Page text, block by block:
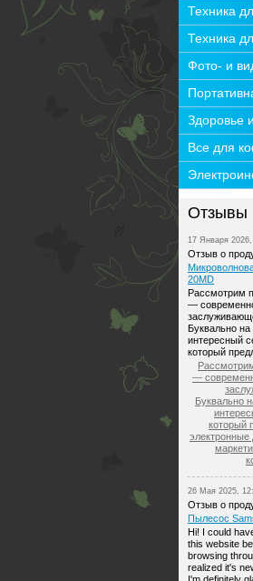
Техника
Техника
Фото- и
Здоровье
Все для
Отзывы
17 Января
Отзыв о
20MD
Рассмотрим
—
Буквально на
интересный
который
—
Буквально
который
электронные
26 Мая 2025,
Отзыв о
Пылесос
Hi! I could
this website
browsing
realized it's